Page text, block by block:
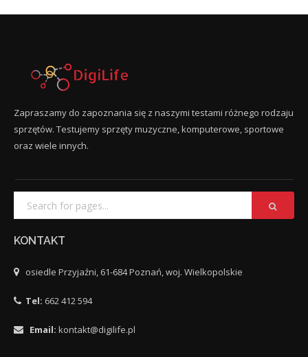
Zapraszamy do zapoznania się z naszymi testami różnego rodzaju
sprzętów. Testujemy sprzęty muzyczne, komputerowe, sportowe
oraz wiele innych.
KONTAKT
osiedle Przyjaźni, 61-684 Poznań, woj. Wielkopolskie
Tel: 662 412 594
Email: kontakt@digilife.pl